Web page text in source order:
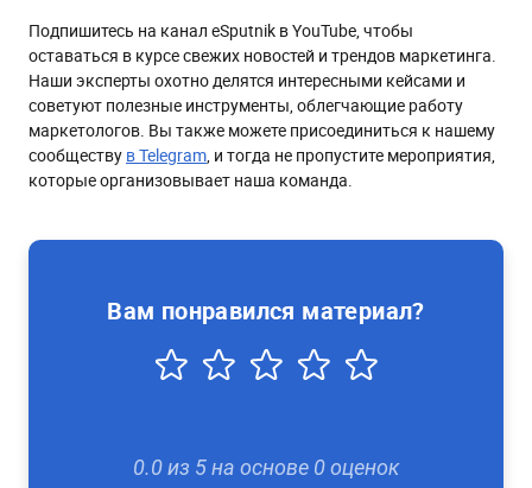
Подпишитесь на канал eSputnik в YouTube, чтобы
оставаться в курсе свежих новостей и трендов маркетинга.
Наши эксперты охотно делятся интересными кейсами и
советуют полезные инструменты, облегчающие работу
маркетологов. Вы также можете присоединиться к нашему
сообществу в Telegram, и тогда не пропустите мероприятия,
которые организовывает наша команда.
Вам понравился материал?
0.0из 5на основе 0оценок